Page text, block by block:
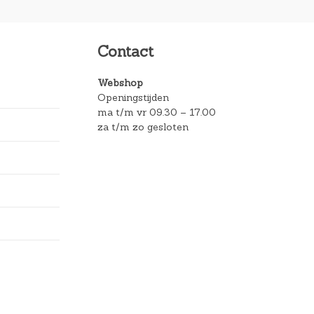
Contact
Webshop
Openingstijden
ma t/m vr 09.30 – 17.00
za t/m zo gesloten